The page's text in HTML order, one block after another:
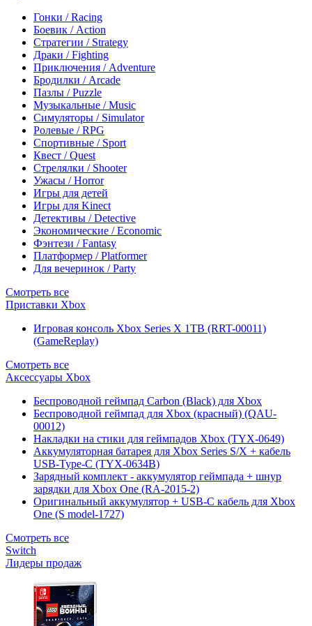
Гонки / Racing
Боевик / Action
Стратегии / Strategy
Драки / Fighting
Приключения / Adventure
Бродилки / Arcade
Пазлы / Puzzle
Музыкальные / Music
Симуляторы / Simulator
Ролевые / RPG
Спортивные / Sport
Квест / Quest
Стрелялки / Shooter
Ужасы / Horror
Игры для детей
Игры для Kinect
Детективы / Detective
Экономические / Economic
Фэнтези / Fantasy
Платформер / Platformer
Для вечеринок / Party
Смотреть все
Приставки Xbox
Игровая консоль Xbox Series X 1TB (RRT-00011)
(GameReplay)
Смотреть все
Аксессуары Xbox
Беспроводной геймпад Carbon (Black) для Xbox
Беспроводной геймпад для Xbox (красный) (QAU-
00012)
Накладки на стики для геймпадов Xbox (TYX-0649)
Аккумуляторная батарея для Xbox Series S/X + кабель
USB-Type-C (TYX-0634B)
Зарядный комплект - аккумулятор геймпада + шнур
зарядки для Xbox One (RA-2015-2)
Оригинальный аккумулятор + USB-C кабель для Xbox
One (S model-1727)
Смотреть все
Switch
Лидеры продаж